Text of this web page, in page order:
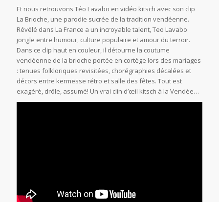
Et nous retrouvons Téo Lavabo en vidéo kitsch avec son clip
La Brioche, une parodie sucrée de la tradition vendéenne.
Révélé dans La France a un incroyable talent, Teo Lavabo
jongle entre humour, culture populaire et amour du terroir.
Dans ce clip haut en couleur, il détourne la coutume
vendéenne de la brioche portée en cortège lors des mariages
: tenues folkloriques revisitées, chorégraphies décalées et
décors entre kermesse rétro et salle des fêtes. Tout est
exagéré, drôle, assumé! Un vrai clin d’œil kitsch à la Vendée…